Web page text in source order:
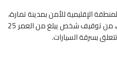
الإقليمية للأمن بمدينة تمارة،
صباح اليوم الاثنين 30 يناير الجاري، من توقيف شخص يبلغ من العمر 25
بسرقة السيارات.